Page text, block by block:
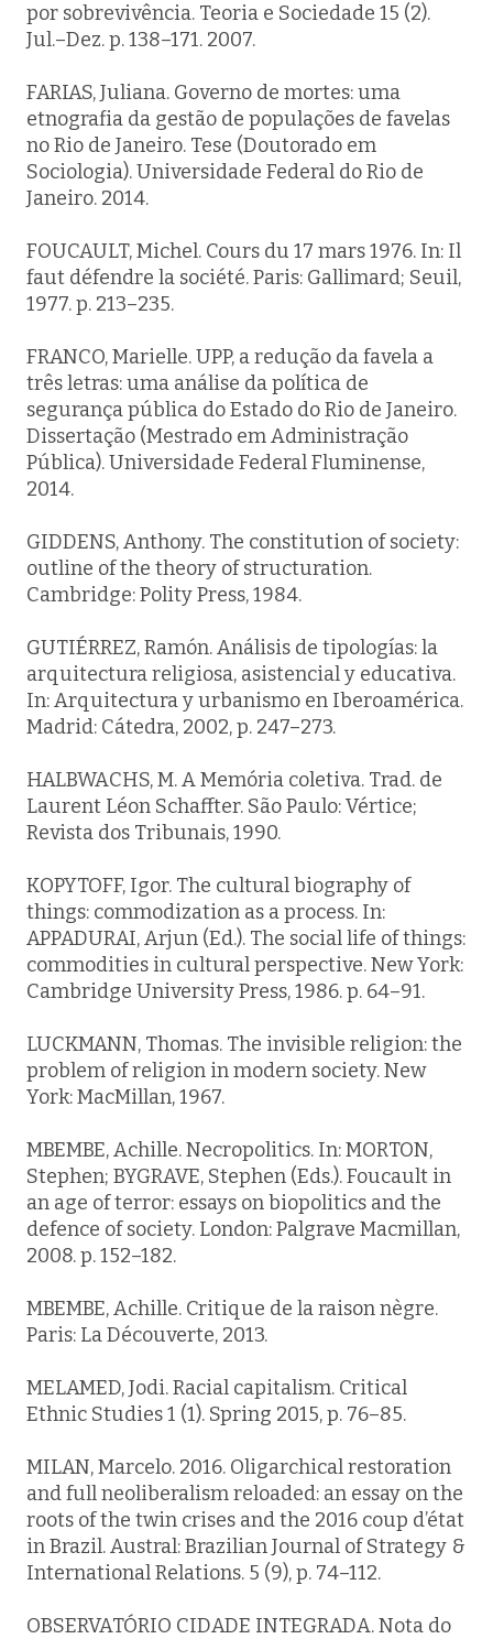
por sobrevivência. Teoria e Sociedade 15 (2).
Jul.–Dez. p. 138–171. 2007.
FARIAS, Juliana. Governo de mortes: uma
etnografia da gestão de populações de favelas
no Rio de Janeiro. Tese (Doutorado em
Sociologia). Universidade Federal do Rio de
Janeiro. 2014.
FOUCAULT, Michel. Cours du 17 mars 1976. In: Il
faut défendre la société. Paris: Gallimard; Seuil,
1977. p. 213–235.
FRANCO, Marielle.UPP, a redução da favela a
três letras: uma análise da política de
segurança pública do Estado do Rio de Janeiro.
Dissertação (Mestrado em Administração
Pública). Universidade Federal Fluminense,
2014.
GIDDENS, Anthony. The constitution of society:
outline of the theory of structuration.
Cambridge: Polity Press, 1984.
GUTIÉRREZ, Ramón. Análisis de tipologías: la
arquitectura religiosa, asistencial y educativa.
In:Arquitectura y urbanismo en Iberoamérica.
Madrid: Cátedra, 2002, p. 247–273.
HALBWACHS, M. A Memória coletiva. Trad. de
Laurent Léon Schaffter. São Paulo: Vértice;
Revista dos Tribunais, 1990.
KOPYTOFF, Igor. The cultural biography of
things: commodization as a process. In:
APPADURAI, Arjun (Ed.). The social life of things:
commodities in cultural perspective. New York:
Cambridge University Press, 1986. p. 64–91.
LUCKMANN, Thomas. The invisible religion: the
problem of religion in modern society. New
York: MacMillan, 1967.
MBEMBE, Achille. Necropolitics. In: MORTON,
Stephen; BYGRAVE, Stephen (Eds.).Foucault in
an age of terror: essays on biopolitics and the
defence of society. London: Palgrave Macmillan,
2008. p. 152–182.
MBEMBE, Achille. Critique de la raison nègre.
Paris: La Découverte, 2013.
MELAMED, Jodi. Racial capitalism. Critical
Ethnic Studies1 (1). Spring 2015, p. 76–85.
MILAN, Marcelo. 2016. Oligarchical restoration
and full neoliberalism reloaded: an essay on the
roots of the twin crises and the 2016 coup d’état
in Brazil.Austral: Brazilian Journal of Strategy &
International Relations. 5 (9), p. 74–112.
OBSERVATÓRIO CIDADE INTEGRADA.Nota do